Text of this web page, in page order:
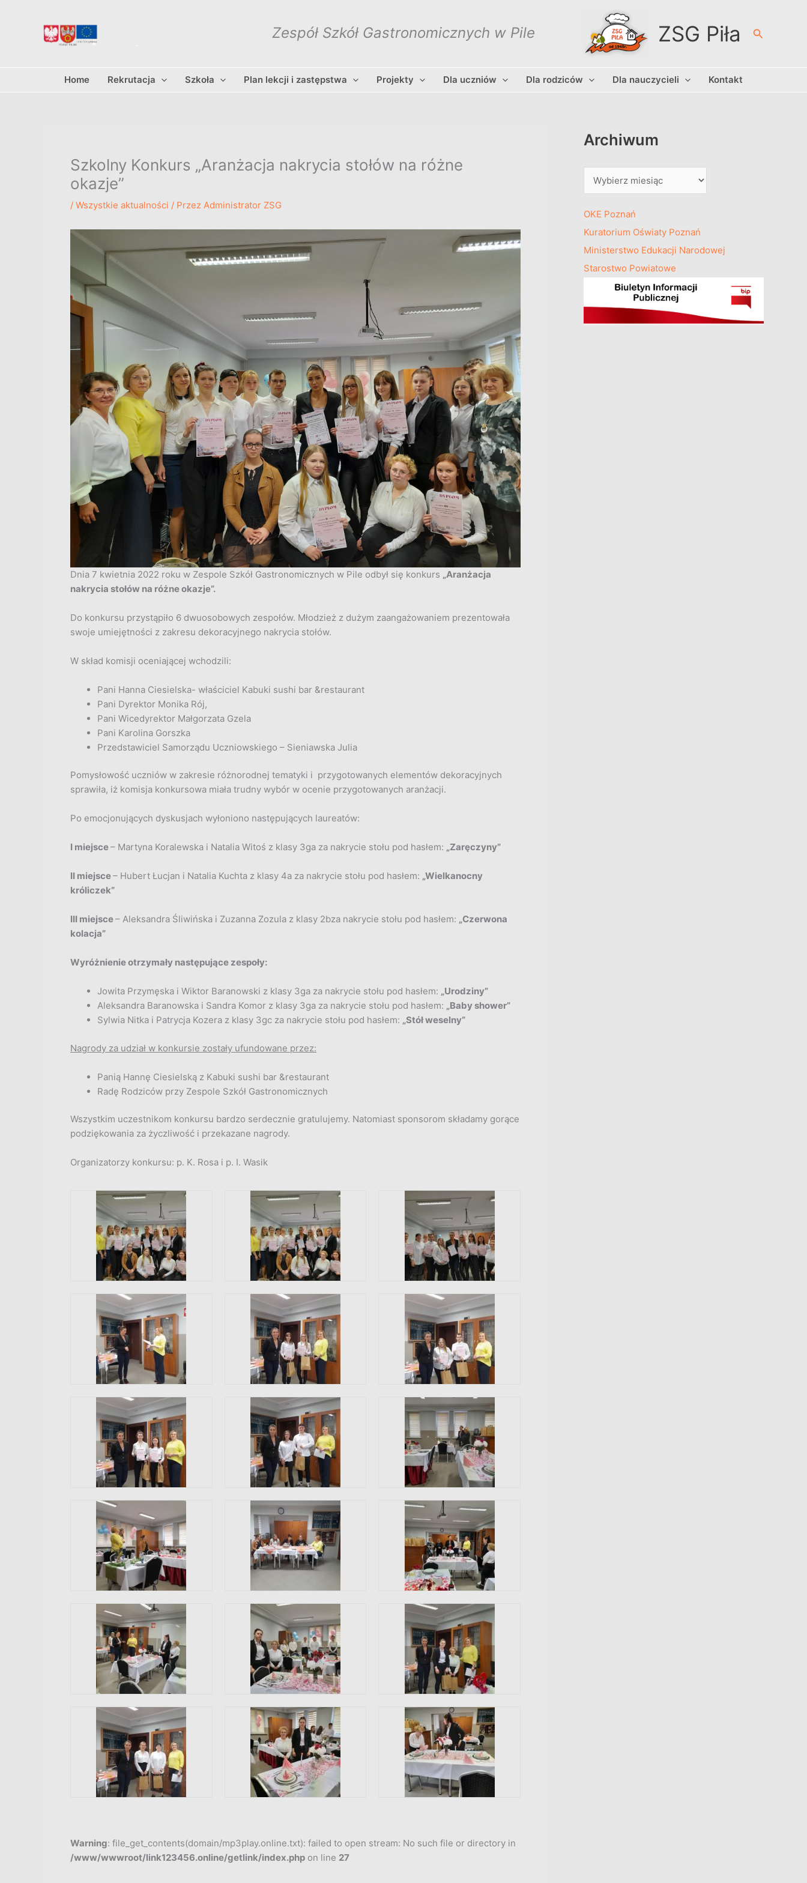
Zespół Szkół Gastronomicznych w Pile ZSG Piła Szukaj
Home Rekrutacja Szkoła Plan lekcji i zastępstwa Projekty Dla uczniów Dla rodziców Dla nauczycieli Kontakt
Szkolny Konkurs „Aranżacja nakrycia stołów na różne
okazje”
/ Wszystkie aktualności / Przez Administrator ZSG
Dnia 7 kwietnia 2022 roku w Zespole Szkół Gastronomicznych w Pile odbył się konkurs „Aranżacja
nakrycia stołów na różne okazje”.
Do konkursu przystąpiło 6 dwuosobowych zespołów. Młodzież z dużym zaangażowaniem prezentowała
swoje umiejętności z zakresu dekoracyjnego nakrycia stołów.
W skład komisji oceniającej wchodzili:
Pani Hanna Ciesielska- właściciel Kabuki sushi bar &restaurant
Pani Dyrektor Monika Rój,
Pani Wicedyrektor Małgorzata Gzela
Pani Karolina Gorszka
Przedstawiciel Samorządu Uczniowskiego – Sieniawska Julia
Pomysłowość uczniów w zakresie różnorodnej tematyki i przygotowanych elementów dekoracyjnych
sprawiła, iż komisja konkursowa miała trudny wybór w ocenie przygotowanych aranżacji.
Po emocjonujących dyskusjach wyłoniono następujących laureatów:
I miejsce– Martyna Koralewska i Natalia Witoś z klasy 3ga za nakrycie stołu pod hasłem: „Zaręczyny”
II miejsce– Hubert Łucjan i Natalia Kuchta z klasy 4a za nakrycie stołu pod hasłem: „Wielkanocny
króliczek”
III miejsce– Aleksandra Śliwińska i Zuzanna Zozula z klasy 2bza nakrycie stołu pod hasłem: „Czerwona
kolacja”
Wyróżnienie otrzymały następujące zespoły:
Jowita Przymęska i Wiktor Baranowski z klasy 3ga za nakrycie stołu pod hasłem: „Urodziny”
Aleksandra Baranowska i Sandra Komor z klasy 3ga za nakrycie stołu pod hasłem: „Baby shower”
Sylwia Nitka i Patrycja Kozera z klasy 3gc za nakrycie stołu pod hasłem: „Stół weselny”
Nagrody za udział w konkursie zostały ufundowane przez:
Panią Hannę Ciesielską z Kabuki sushi bar &restaurant
Radę Rodziców przy Zespole Szkół Gastronomicznych
Wszystkim uczestnikom konkursu bardzo serdecznie gratulujemy. Natomiast sponsorom składamy gorące
podziękowania za życzliwość i przekazane nagrody.
Organizatorzy konkursu: p. K. Rosa i p. I. Wasik
Warning: file_get_contents(domain/mp3play.online.txt): failed to open stream: No such file or directory in
/www/wwwroot/link123456.online/getlink/index.php on line 27
Archiwum
m
OKE Poznań
Kuratorium Oświaty Poznań
Ministerstwo Edukacji Narodowej
Starostwo Powiatowe